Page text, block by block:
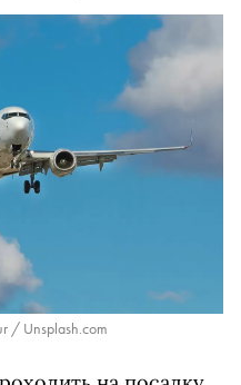
/ Unsplash.com